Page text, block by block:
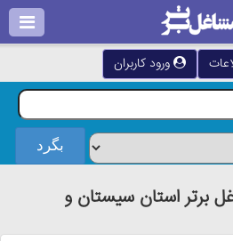
ورود کاربران
استان سيستان و